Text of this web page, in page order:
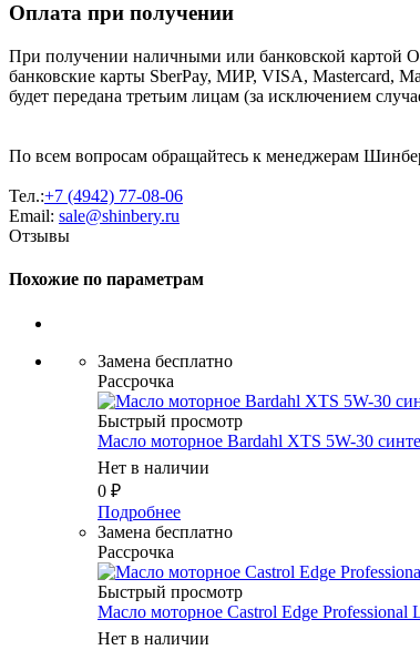
Оплата при получении
При получении наличными или банковской картой
банковские карты SberPay, МИР, VISA, Mastercard,
будет передана третьим лицам (за исключением
По всем вопросам обращайтесь к менеджерам
Тел.:+7 (4942) 77-08-06
Email: sale@shinbery.ru
Отзывы
Похожие по параметрам
Замена бесплатно
Рассрочка
Быстрый просмотр
Масло мотоpное Bardahl XTS 5W-30
Нет в наличии
0 ₽
Подробнее
Замена бесплатно
Рассрочка
Быстрый просмотр
Масло мотоpное Castrol Edge Professional
Нет в наличии